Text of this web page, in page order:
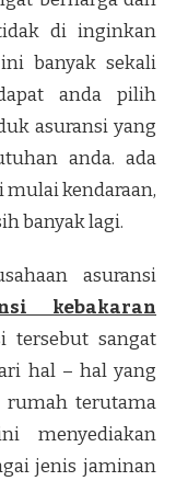
di inginkan
banyak sekali
anda pilih
asuransi yang
anda. ada
mulai kendaraan,
banyak lagi.
asuransi
kebakaran
tersebut sangat
hal – hal yang
terutama
menyediakan
jenis jaminan